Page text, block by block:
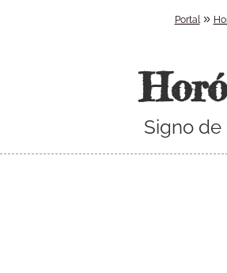
Portal »
Signo